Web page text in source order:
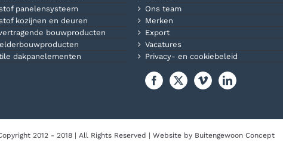
panelensysteem
kozijnen en deuren
bouwproducten
dakpanelementen
Ons team
Merken
Export
Vacatures
Privacy- en cookiebeleid
2012 - 2018 | All Rights Reserved | Website by Buitengewoon Concept